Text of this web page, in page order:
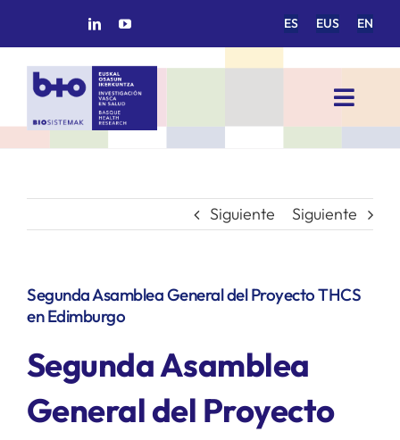
ES EUS EN
Toggle
INICIO
GRUPOS DE INVESTIGACIÓN
PROYECTOS/COLABORACIONES
Siguiente Siguiente
Segunda Asamblea General del Proyecto THCS
en Edimburgo
Segunda Asamblea
General del Proyecto